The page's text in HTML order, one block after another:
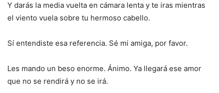
Y darás la media vuelta en cámara lenta y te iras mientras
el viento vuela sobre tu hermoso cabello.
Sí entendiste esa referencia. Sé mi amiga, por favor.
Les mando un beso enorme. Ánimo. Ya llegará ese amor
que no se rendirá y no se irá.